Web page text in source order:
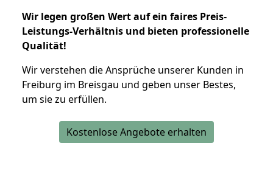
Wir legen großen Wert auf ein faires Preis-
Leistungs-Verhältnis und bieten professionelle
Qualität!
Wir verstehen die Ansprüche unserer Kunden in
Freiburg im Breisgau und geben unser Bestes,
um sie zu erfüllen.
Kostenlose Angebote erhalten